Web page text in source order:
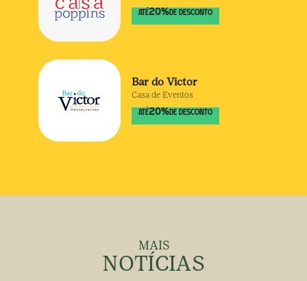
ATÉ20% DE DESCONTO
Bar do Victor
Casa de Eventos
ATÉ20% DE DESCONTO
MAIS
NOTÍCIAS